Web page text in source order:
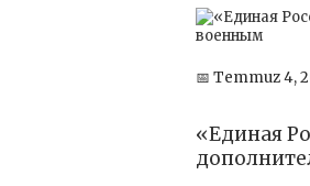
📅 Temmuz 4,
«Единая